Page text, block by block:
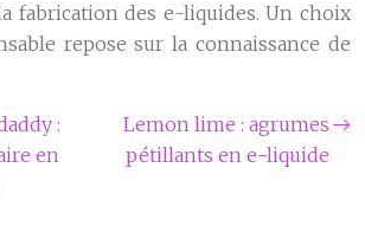
fabrication des e-liquides. Un choix
repose sur la connaissance de
:
en
Lemon lime : agrumes
pétillants en e-liquide